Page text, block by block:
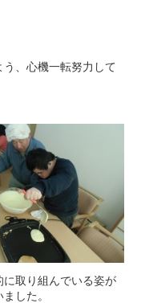
、心機一転努力して
に取り組んでいる姿が
した。